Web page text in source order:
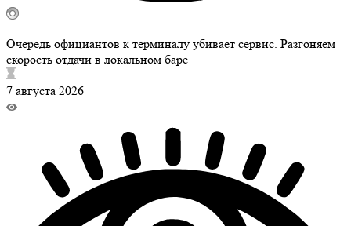
Очередь официантов к терминалу убивает сервис. Разгоняем
скорость отдачи в локальном баре
7 августа 2026